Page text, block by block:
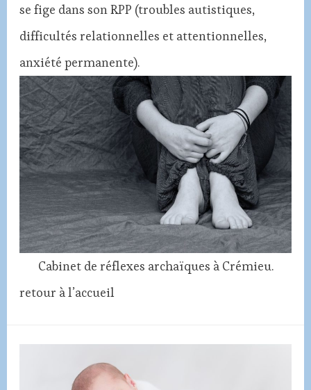
se fige dans son RPP (troubles autistiques,
difficultés relationnelles et attentionnelles,
anxiété permanente).
Cabinet de réflexes archaïques à Crémieu.
retour à l’accueil